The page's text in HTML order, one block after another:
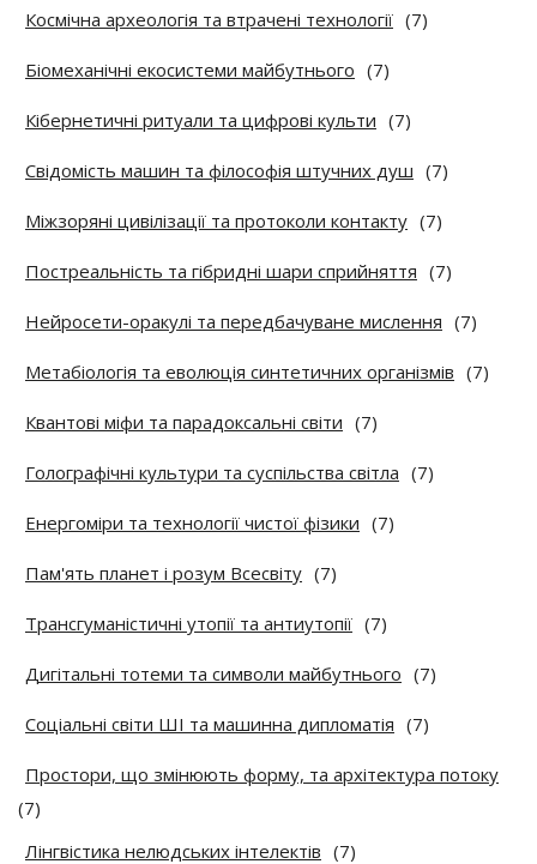
Космічна археологія та втрачені технології (7)
Біомеханічні екосистеми майбутнього (7)
Кібернетичні ритуали та цифрові культи (7)
Свідомість машин та філософія штучних душ (7)
Міжзоряні цивілізації та протоколи контакту (7)
Постреальність та гібридні шари сприйняття (7)
Нейросети-оракулі та передбачуване мислення (7)
Метабіологія та еволюція синтетичних організмів (7)
Квантові міфи та парадоксальні світи (7)
Голографічні культури та суспільства світла (7)
Енергоміри та технології чистої фізики (7)
Пам'ять планет і розум Всесвіту (7)
Трансгуманістичні утопії та антиутопії (7)
Дигітальні тотеми та символи майбутнього (7)
Соціальні світи ШІ та машинна дипломатія (7)
Простори, що змінюють форму, та архітектура потоку
(7)
Лінгвістика нелюдських інтелектів (7)